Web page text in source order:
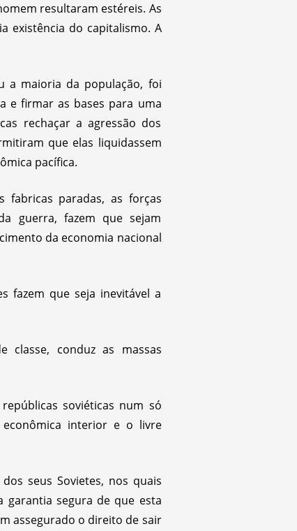
resultaram estéreis. As
existência do capitalismo. A
a maioria da população, foi
e firmar as bases para uma
rechaçar a agressão dos
que elas liquidassem
pacífica.
fabricas paradas, as forças
guerra, fazem que sejam
da economia nacional
fazem que seja inevitável a
conduz as massas
soviéticas num só
econômica interior e o livre
seus Sovietes, nos quais
garantia segura de que esta
assegurado o direito de sair